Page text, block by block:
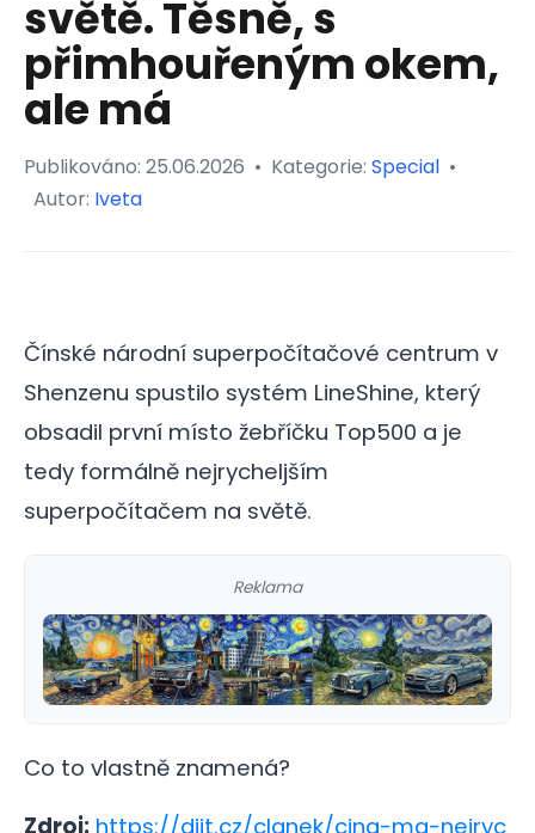
světě. Těsně, s
přimhouřeným okem,
ale má
Publikováno: 25.06.2026 • Kategorie: Special •
Autor: Iveta
Čínské národní superpočítačové centrum v
Shenzenu spustilo systém LineShine, který
obsadil první místo žebříčku Top500 a je
tedy formálně nejrycheljším
superpočítačem na světě.
Reklama
Co to vlastně znamená?
Zdroj: https://diit.cz/clanek/cina-ma-nejryc